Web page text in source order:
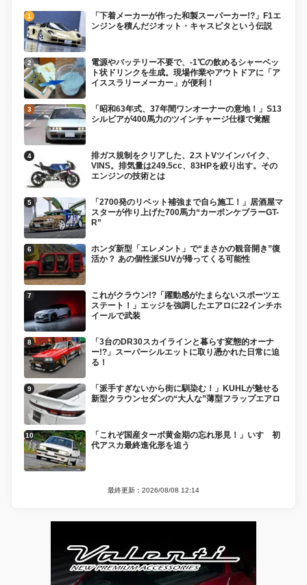
「下着メーカーが作った和製スーパーカー!?」F1エ
ンジンを積んだジオット・キャスピタという伝説
電源やバッテリー不要で、-1℃の飲めるシャーベッ
ト状ドリンクを生成。現場作業やアウトドアに「ア
イススラリーメーカー」が便利！
「昭和63年式、37年間ワンオーナーの意地！」S13
シルビアが400馬力のツインチャージ仕様で覚醒
排ガス規制をクリアした、2ストVツインバイク、
VINS。排気量は249.5cc、83HPを絞り出す。その
エンジンの技術とは
「2700発のリベット補強まで自ら施工！」居酒屋マ
スターが作り上げた700馬力“カーボンケブラーGT-
R”
ホンダ新型「エレメント」で“まさかの観音開き”復
活か？ あの個性派SUVが帰ってくる可能性
これがクラウン!?「躍動感がたまらないスポーツエ
ステート！」エッジを強調したエアロに22インチホ
イールで武装
「3台のDR30スカイラインと暮らす変態的オーナ
ー!?」スーパーシルエットに取り憑かれた日常に迫
る！
「派手すぎないから街に馴染む！」KUHLが魅せる
新型クラウンセダンの“大人な”薄型フラップエアロ
「これぞ国産ターボ黄金期の忘れ形見！」いすゞ初
代アスカ最終進化形を追う
最終更新：2026/08/08 12:14